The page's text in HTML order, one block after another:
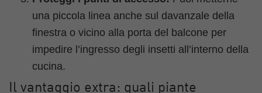
una piccola linea anche sul davanzale della
finestra o vicino alla porta del balcone per
impedire l’ingresso degli insetti all’interno della
cucina.
Il vantaggio extra: quali piante